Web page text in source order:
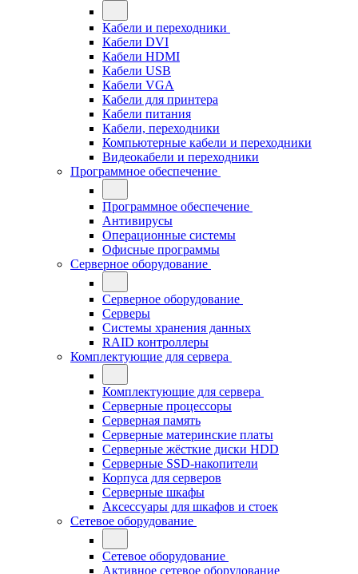
Кабели и переходники
Кабели DVI
Кабели HDMI
Кабели USB
Кабели VGA
Кабели для принтера
Кабели питания
Кабели, переходники
Компьютерные кабели и переходники
Видеокабели и переходники
Программное обеспечение
Программное обеспечение
Антивирусы
Операционные системы
Офисные программы
Серверное оборудование
Серверное оборудование
Серверы
Системы хранения данных
RAID контроллеры
Комплектующие для сервера
Комплектующие для сервера
Серверные процессоры
Серверная память
Серверные материнские платы
Серверные жёсткие диски HDD
Серверные SSD-накопители
Корпуса для серверов
Серверные шкафы
Аксессуары для шкафов и стоек
Сетевое оборудование
Сетевое оборудование
Активное сетевое оборудование